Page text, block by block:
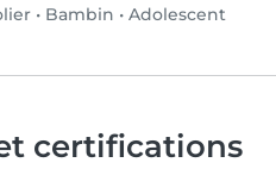
• Bambin • Adolescent
certifications